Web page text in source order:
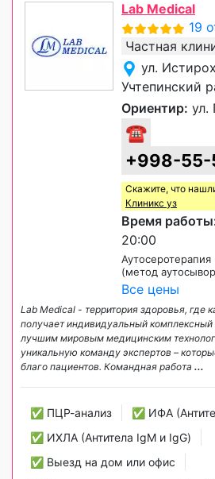
Lab Medical
19
Частная
ул.
Учтепинский
Ориентир: ул.
☎
+998-
Скажите, что
Клиникс уз
Время
20:00
Аутосеротерапия
(метод
Все цены
Lab Medical - территория здоровья, где
получает индивидуальный комплексный
лучшим мировым медицинским
уникальную команду экспертов –
благо пациентов. Командная работа ...
✅ ПЦР-анализ
✅ ИФА
✅ ИХЛА (Антитела IgM и IgG)
✅ Выезд на дом или офис